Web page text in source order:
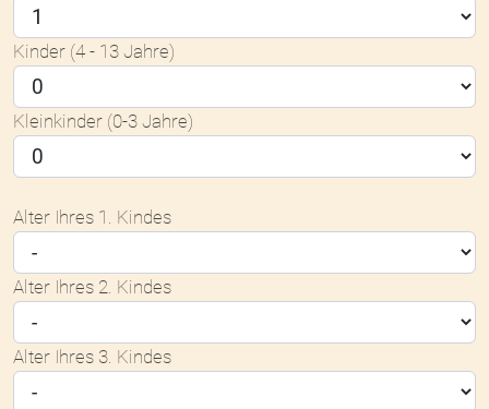
Kinder (4 - 13 Jahre)
Kleinkinder (0-3 Jahre)
Alter Ihres 1. Kindes
Alter Ihres 2. Kindes
Alter Ihres 3. Kindes